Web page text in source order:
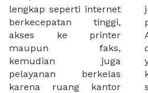
lengkap seperti internet
berkecepatan tinggi,
akses ke printer
maupun faks,
kemudian juga
pelayanan berkelas
karena ruang kantor
juga mempermudah
proses sewa kantor
Anda, karena anda
dapat memilih kantor
yang akan anda sewa,
kemudian Anda dapat
survey atau